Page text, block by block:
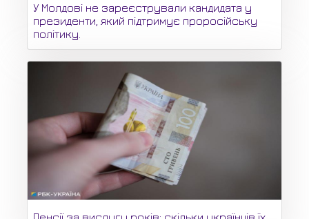
У Молдові не зареєстрували кандидата у
президенти, який підтримує проросійську
політику.